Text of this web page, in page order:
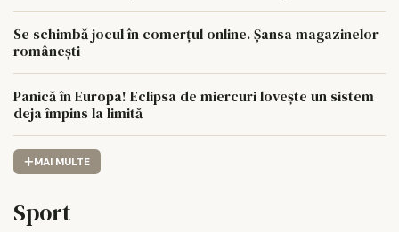
Se schimbă jocul în comerțul online. Șansa magazinelor
românești
Panică în Europa! Eclipsa de miercuri lovește un sistem
deja împins la limită
MAI MULTE
Sport